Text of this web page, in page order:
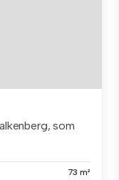
som
73 m²